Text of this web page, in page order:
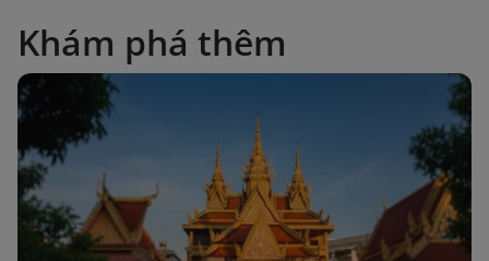
Khám phá thêm